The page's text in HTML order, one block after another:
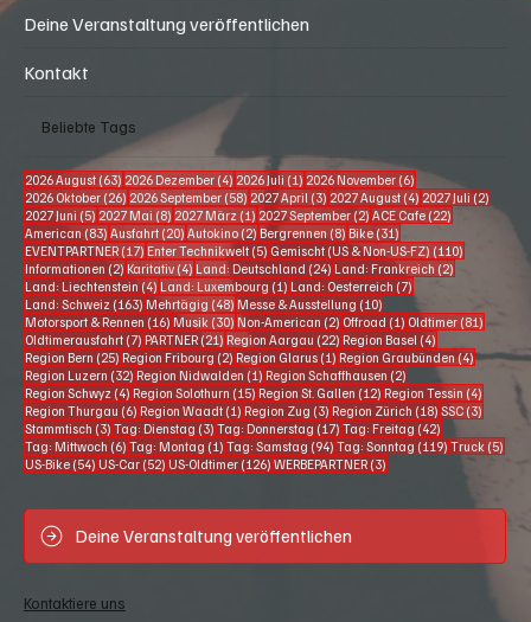
Deine Veranstaltung veröffentlichen
Kontakt
Beliebte Tags
2026 August (63) 63 Beiträge
2026 Dezember (4) 4 Beiträge
2026 Juli (1) 1 Beitrag
2026 November (6) 6 Beiträge
2026 Oktober (26) 26 Beiträge
2026 September (58) 58 Beiträge
2027 April (3) 3 Beiträge
2027 August (4) 4 Beiträge
2027 Juli (2)
2027 Juni (5) 5 Beiträge
2027 Mai (8) 8 Beiträge
2027 März (1) 1 Beitrag
2027 September (2) 2 Beiträge
ACE Cafe (22) 22 Beiträge
American (83) 83 Beiträge
Ausfahrt (20) 20 Beiträge
Autokino (2) 2 Beiträge
Bergrennen (8) 8 Beiträge
Bike (31)
EVENTPARTNER (17) 17 Beiträge
Enter Technikwelt (5) 5 Beiträge
Gemischt (US & Non-US-FZ) (110)
Informationen (2) 2 Beiträge
Karitativ (4) 4 Beiträge
Land: Deutschland (24) 24 Beiträge
Land: Frankreich (2)
Land: Liechtenstein (4) 4 Beiträge
Land: Luxembourg (1) 1 Beitrag
Land: Oesterreich (7)
Land: Schweiz (163) 163 Beiträge
Mehrtägig (48) 48 Beiträge
Messe & Ausstellung (10)
Motorsport & Rennen (16) 16 Beiträge
Musik (30) 30 Beiträge
Non-American (2) 2 Beiträge
Offroad (1) 1 Beitrag
Oldtimer (81)
Oldtimerausfahrt (7) 7 Beiträge
PARTNER (21) 21 Beiträge
Region Aargau (22) 22 Beiträge
Region Basel (4)
Region Bern (25) 25 Beiträge
Region Fribourg (2) 2 Beiträge
Region Glarus (1) 1 Beitrag
Region Graubünden (4)4 Beiträge
Region Luzern (32) 32 Beiträge
Region Nidwalden (1) 1 Beitrag
Region Schaffhausen (2)
Region Schwyz (4) 4 Beiträge
Region Solothurn (15) 15 Beiträge
Region St. Gallen (12) 12 Beiträge
Region Tessin (4) 4
Region Thurgau (6) 6 Beiträge
Region Waadt (1) 1 Beitrag
Region Zug (3) 3 Beiträge
Region Zürich (18) 18 Beiträge
SSC (3) 3
Stammtisch (3) 3 Beiträge
Tag: Dienstag (3) 3 Beiträge
Tag: Donnerstag (17) 17 Beiträge
Tag: Freitag (42)
Tag: Mittwoch (6) 6 Beiträge
Tag: Montag (1) 1 Beitrag
Tag: Samstag (94) 94 Beiträge
Tag: Sonntag (119) 119 Beiträge
Truck (5)
US-Bike (54) 54 Beiträge
US-Car (52) 52 Beiträge
US-Oldtimer (126) 126 Beiträge
WERBEPARTNER (3)
Deine Veranstaltung veröffentlichen
Kontaktiere uns